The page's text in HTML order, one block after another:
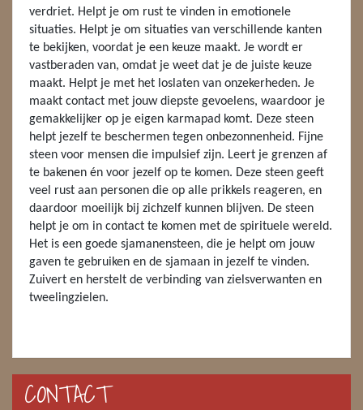
DIVERSE
ENGELEN
FENG SHUI
GEODE 'S / STANDAARDS
GESLEPEN STENEN
HANGERS
HARTEN
HUISREINIGING
MASSAGE
verdriet. Helpt je om rust te vinden in emotionele
situaties. Helpt je om situaties van verschillende kanten
te bekijken, voordat je een keuze maakt. Je wordt er
vastberaden van, omdat je weet dat je de juiste keuze
maakt. Helpt je met het loslaten van onzekerheden. Je
maakt contact met jouw diepste gevoelens, waardoor je
gemakkelijker op je eigen karmapad komt. Deze steen
helpt jezelf te beschermen tegen onbezonnenheid. Fijne
steen voor mensen die impulsief zijn. Leert je grenzen af
te bakenen én voor jezelf op te komen. Deze steen geeft
veel rust aan personen die op alle prikkels reageren, en
daardoor moeilijk bij zichzelf kunnen blijven. De steen
helpt je om in contact te komen met de spirituele wereld.
Het is een goede sjamanensteen, die je helpt om jouw
gaven te gebruiken en de sjamaan in jezelf te vinden.
Zuivert en herstelt de verbinding van zielsverwanten en
tweelingzielen.
CONTACT